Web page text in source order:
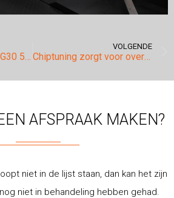
Tuning voor de Bmw G30 540i xDrive.
VOLGENDE
Chiptuning zorgt voor overduidelijk verschil…
AFSPRAAK MAKEN?
niet in de lijst staan, dan kan het zijn
niet in behandeling hebben gehad.